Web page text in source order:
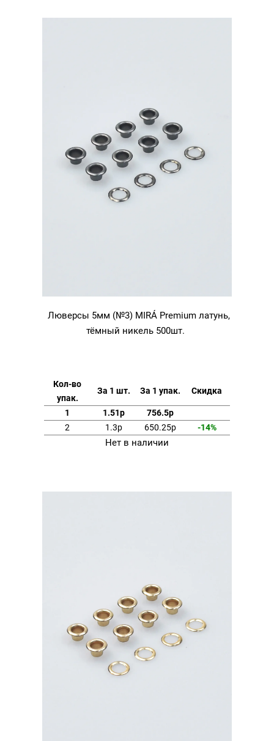
Люверсы 5мм (№3) MIRÁ Premium латунь,
тёмный никель 500шт.
Кол-во
упак.
За 1 шт. За 1 упак. Скидка
1 1.51р
756.5р
2
1.3р 650.25р -14%
Нет в наличии